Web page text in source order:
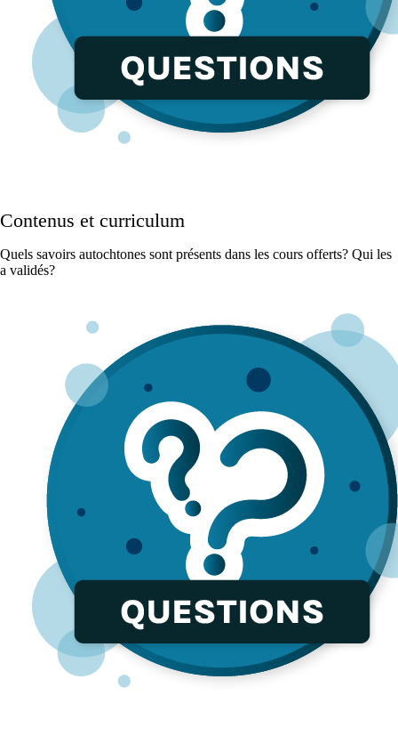
Contenus et curriculum
Quels savoirs autochtones sont présents dans les cours offerts? Qui les
a validés?